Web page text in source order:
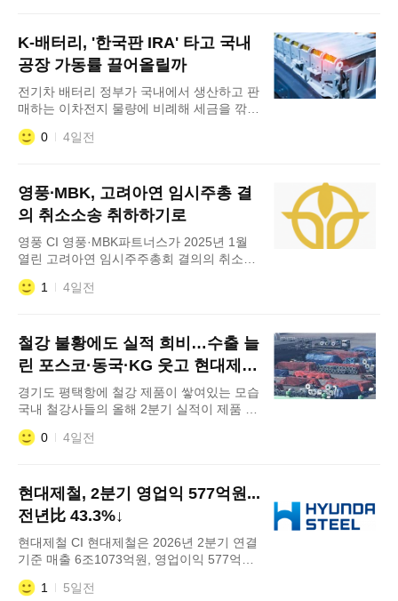
잠정합의안에 대한 조합원 찬반투표를 진행
했다. 개표는 이날 오후 3시 충남지부 현대
제철지회 대교육장에서 이뤄졌다. 투표에는
총 7179명이 참여했다. 개표 결과
K-배터리, '한국판 IRA' 타고 국내
공장 가동률 끌어올릴까
전기차 배터리 정부가 국내에서 생산하고 판
매하는 이차전지 물량에 비례해 세금을 깎아
주는 이른바 '한국판 인플레이션감축법
(IRA)'을 도입한다. 투자액이 아닌 실제 생산
사들의 국내 공장 가동 부담이 줄어들 공산
이 크다. 4일 업계에 따르면 재정경제부는
'2026 세제개편안'에 국내생산세액 공제 신
설 방안을 담았
0 4일전
영풍∙MBK, 고려아연 임시주총 결
의 취소소송 취하하기로
영풍 CI 영풍·MBK파트너스가 2025년 1월
열린 고려아연 임시주주총회 결의의 취소를
구하는 소송을 취하하기로 했다. 4일 업계에
따르면 최근 영풍·MBK 파트너스는 당초 이
밝혔다. 이에 따라 다른 주주들과의 관계에
서의 일괄적인 사건 해결을 위한 소송법상
절차의 일환으로 지난 7월 30일 법원의 화해
권고결정이 내
1 4일전
철강 불황에도 실적 희비…수출 늘
린 포스코·동국·KG 웃고 현대제철
주춤
경기도 평택항에 철강 제품이 쌓여있는 모습
국내 철강사들의 올해 2분기 실적이 제품 구
성과 수출 비중에 따라 엇갈렸다. 동국제강
과 KG스틸은 수출 확대, 포스코홀딩스는 판
이 줄었다. 3일 업계에 따르면 현대제철은 2
분기 연결 기준 매출 6조1073억원, 영업이
익 577억원을 기록했다. 전년 동기 대비 매
출은 2.7% 증가했지만 영업이익은 43
0 4일전
현대제철, 2분기 영업익 577억원...
전년比 43.3%↓
현대제철 CI 현대제철은 2026년 2분기 연결
기준 매출 6조1073억원, 영업이익 577억원,
당기순이익 121억원을 기록했다고 3일 공시
했다. 전년 동기 대비 매출은 2.7% 증가했지
1 5일전